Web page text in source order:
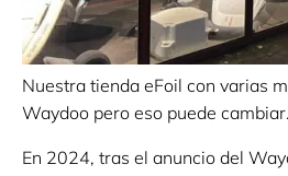
Nuestra tienda eFoil con varias
Waydoo pero eso puede cambiar.
En 2024, tras el anuncio del